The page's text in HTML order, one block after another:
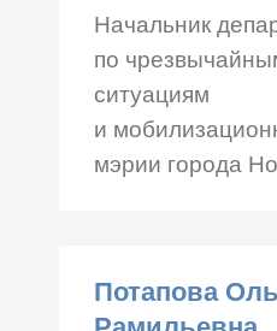
Телефон: +7
Начальник
по
ситуациям
и
мэрии города
Телефон: +7
Потапова